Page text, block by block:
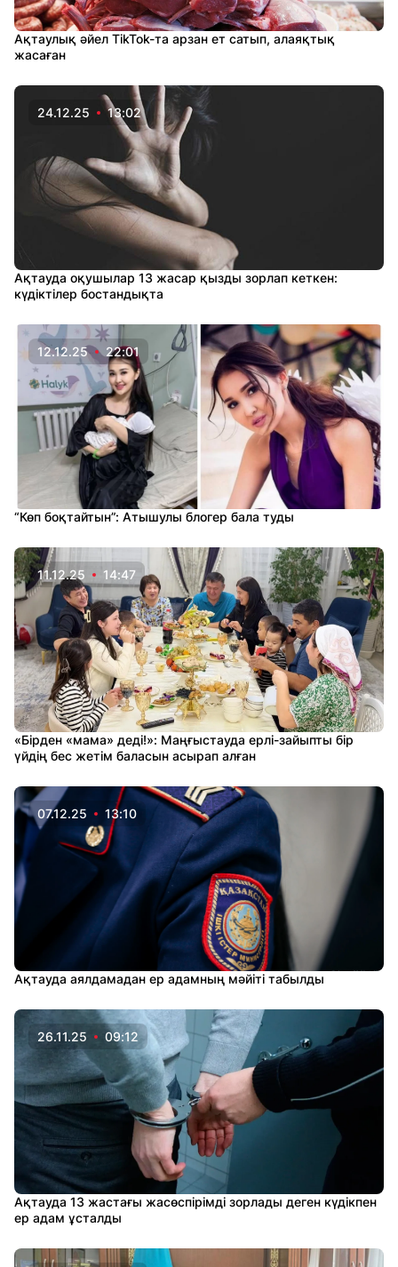
Ақтаулық әйел TikTok-та арзан ет сатып, алаяқтық
жасаған
24.12.25 13:02
Ақтауда оқушылар 13 жасар қызды зорлап кеткен:
күдіктілер бостандықта
12.12.25 22:01
“Көп боқтайтын”: Атышулы блогер бала туды
11.12.25 14:47
«Бірден «мама» деді!»: Маңғыстауда ерлі-зайыпты бір
үйдің бес жетім баласын асырап алған
07.12.25 13:10
Ақтауда аялдамадан ер адамның мәйіті табылды
26.11.25 09:12
Ақтауда 13 жастағы жасөспірімді зорлады деген күдікпен
ер адам ұсталды